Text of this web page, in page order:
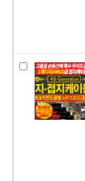
페이코